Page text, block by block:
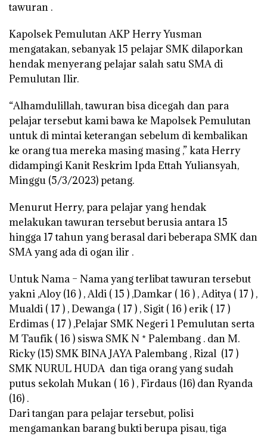
tawuran .
Kapolsek Pemulutan AKP Herry Yusman
mengatakan, sebanyak 15 pelajar SMK dilaporkan
hendak menyerang pelajar salah satu SMA di
Pemulutan Ilir.
“Alhamdulillah, tawuran bisa dicegah dan para
pelajar tersebut kami bawa ke Mapolsek Pemulutan
untuk di mintai keterangan sebelum di kembalikan
ke orang tua mereka masing masing ,” kata Herry
didampingi Kanit Reskrim Ipda Ettah Yuliansyah,
Minggu (5/3/2023) petang.
Menurut Herry, para pelajar yang hendak
melakukan tawuran tersebut berusia antara 15
hingga 17 tahun yang berasal dari beberapa SMK dan
SMA yang ada di ogan ilir .
Untuk Nama – Nama yang terlibat tawuran tersebut
yakni ,Aloy (16 ) , Aldi ( 15 ) ,Damkar ( 16 ) , Aditya ( 17 ) ,
Mualdi ( 17 ) , Dewanga ( 17 ) , Sigit ( 16 ) erik ( 17 )
Erdimas ( 17 ) ,Pelajar SMK Negeri 1 Pemulutan serta
M Taufik ( 16 ) siswa SMK N * Palembang . dan M.
Ricky (15) SMK BINA JAYA Palembang , Rizal (17 )
SMK NURUL HUDA dan tiga orang yang sudah
putus sekolah Mukan ( 16 ) , Firdaus (16) dan Ryanda
(16) .
Dari tangan para pelajar tersebut, polisi
mengamankan barang bukti berupa pisau, tiga